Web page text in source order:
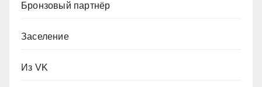
Бронзовый партнёр
Заселение
Из VK